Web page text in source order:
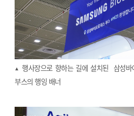
▲ 행사장으로 향하는 길에 설치된
삼성
부스의 행잉 배너